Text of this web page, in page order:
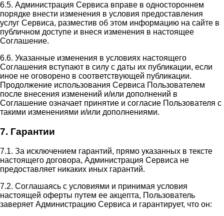
6.5. Администрация Сервиса вправе в одностороннем
порядке внести изменения в условия предоставления
услуг Сервиса, разместив об этом информацию на сайте в
публичном доступе и внеся изменения в настоящее
Соглашение.
6.6. Указанные изменения в условиях настоящего
Соглашения вступают в силу с даты их публикации, если
иное не оговорено в соответствующей публикации.
Продолжение использования Сервиса Пользователем
после внесения изменений и/или дополнений в
Соглашение означает принятие и согласие Пользователя с
такими изменениями и/или дополнениями.
7. Гарантии
7.1. За исключением гарантий, прямо указанных в тексте
настоящего договора, Администрация Сервиса не
предоставляет никаких иных гарантий.
7.2. Соглашаясь с условиями и принимая условия
настоящей оферты путем ее акцепта, Пользователь
заверяет Администрацию Сервиса и гарантирует, что он: